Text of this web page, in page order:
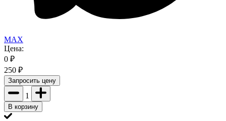
MAX
Цена:
0 ₽
250 ₽
Запросить цену
1
В корзину